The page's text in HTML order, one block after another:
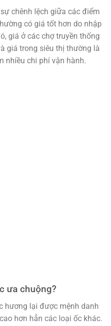
chênh lệch giữa các điểm
có giá tốt hơn do nhập
giá ở các chợ truyền thống
giá trong siêu thị thường là
nhiều chi phí vận hành.
ưa chuộng?
hương lại được mệnh danh
hơn hẳn các loại ốc khác.